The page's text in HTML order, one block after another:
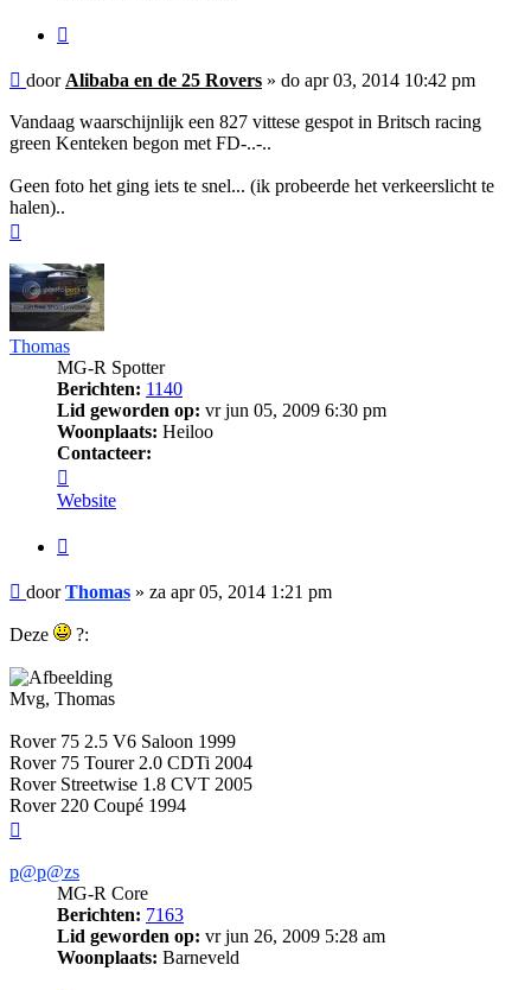
Bericht
door Alibaba en de 25 Rovers » do apr 03, 2014 10:42 pm
Vandaag waarschijnlijk een 827 vittese gespot in Britsch racing
green Kenteken begon met FD-..-..
Geen foto het ging iets te snel... (ik probeerde het verkeerslicht te
halen)..
Thomas
MG-R Spotter
Berichten: 1140
Lid geworden op: vr jun 05, 2009 6:30 pm
Woonplaats: Heiloo
Contacteer:
Thomas
Website
Bericht
doorThomas » za apr 05, 2014 1:21 pm
Deze ?:
Mvg, Thomas
Rover 75 2.5 V6 Saloon 1999
Rover 75 Tourer 2.0 CDTi 2004
Rover Streetwise 1.8 CVT 2005
Rover 220 Coupé 1994
p@p@zs
MG-R Core
Berichten: 7163
Lid geworden op: vr jun 26, 2009 5:28 am
Woonplaats: Barneveld